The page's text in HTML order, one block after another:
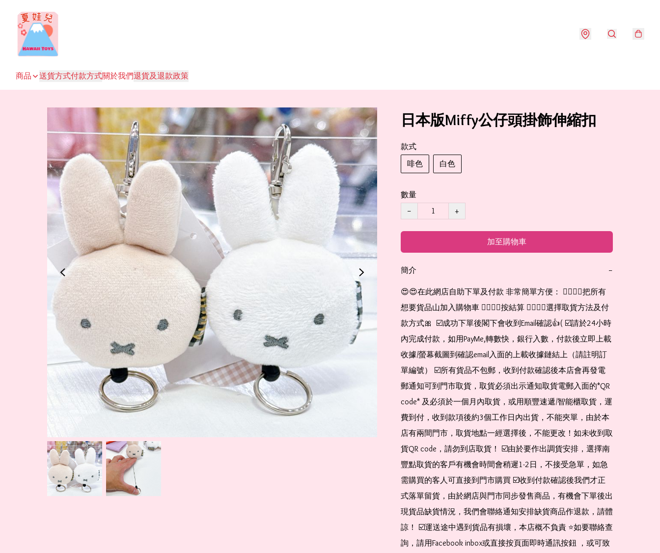
商品 送貨方式付款方式關於我們退貨及退款政策
日本版Miffy公仔頭掛飾伸縮扣
款式
啡色
白色
數量
−
+
加至購物車
簡介 −
😍😍在此網店自助下單及付款 非常簡單方便： 👉🏻👉🏻把所有
想要貨品山加入購物車 👉🏻👉🏻按結算 👉🏻👉🏻選擇取貨方法及付
款方式🎀  ☑️成功下單後閣下會收到Email確認👍( ☑️請於24小時
內完成付款，如用PayMe,轉數快，銀行入數，付款後立即上載
收據/螢幕截圖到確認email入面的上載收據鏈結上（請註明訂
單編號） ☑️所有貨品不包郵，收到付款確認後本店會再發電
郵通知可到門市取貨，取貨必須出示通知取貨電郵入面的*QR
code* 及必須於一個月內取貨，或用順豐速遞/智能櫃取貨，運
費到付，收到款項後約3個工作日內出貨，不能夾單，由於本
店有兩間門市，取貨地點一經選擇後，不能更改！如未收到取
貨QR code，請勿到店取貨！ ☑️由於要作出調貨安排，選擇南
豐點取貨的客戶有機會時間會稍遲1-2日，不接受急單，如急
需購買的客人可直接到門市購買 ☑️收到付款確認後我們才正
式落單留貨，由於網店與門市同步發售商品，有機會下單後出
現貨品缺貨情況，我們會聯絡通知安排缺貨商品作退款，請體
諒！ ☑️運送途中遇到貨品有損壞，本店概不負責 ⭐️如要聯絡查
詢，請用Facebook inbox或直接按頁面即時通訊按鈕 ，或可致